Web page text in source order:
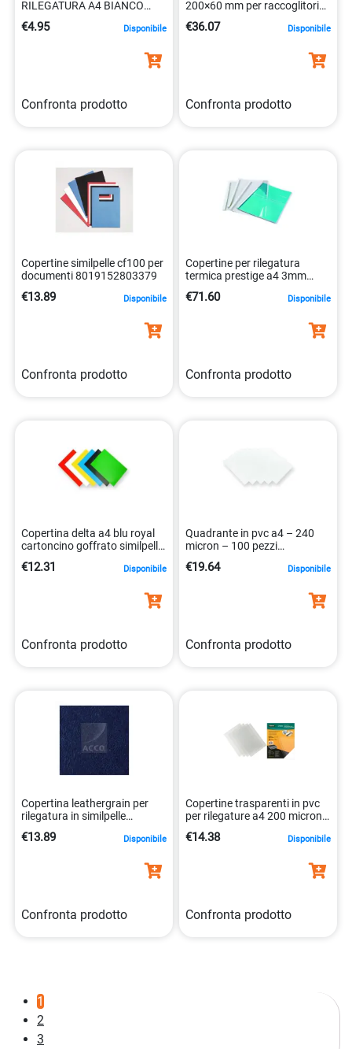
RILEGATURA A4 BIANCO
GOFFRATO 0043859539628
€4.95 Disponibile
Confronta prodotto
200×60 mm per raccoglitori
€36.07 Disponibile
Confronta prodotto
Copertine similpelle cf100 per
documenti 8019152803379
€13.89 Disponibile
Confronta prodotto
Copertine per rilegatura
termica prestige a4 3mm
€71.60 Disponibile
Confronta prodotto
Copertina delta a4 blu royal
cartoncino goffrato similpelle
€12.31 Disponibile
Confronta prodotto
Quadrante in pvc a4 – 240
micron – 100 pezzi
€19.64 Disponibile
Confronta prodotto
Copertina leathergrain per
rilegatura in similpelle
€13.89 Disponibile
Confronta prodotto
Copertine trasparenti in pvc
per rilegature a4 200 micron
€14.38 Disponibile
Confronta prodotto
1
2
3